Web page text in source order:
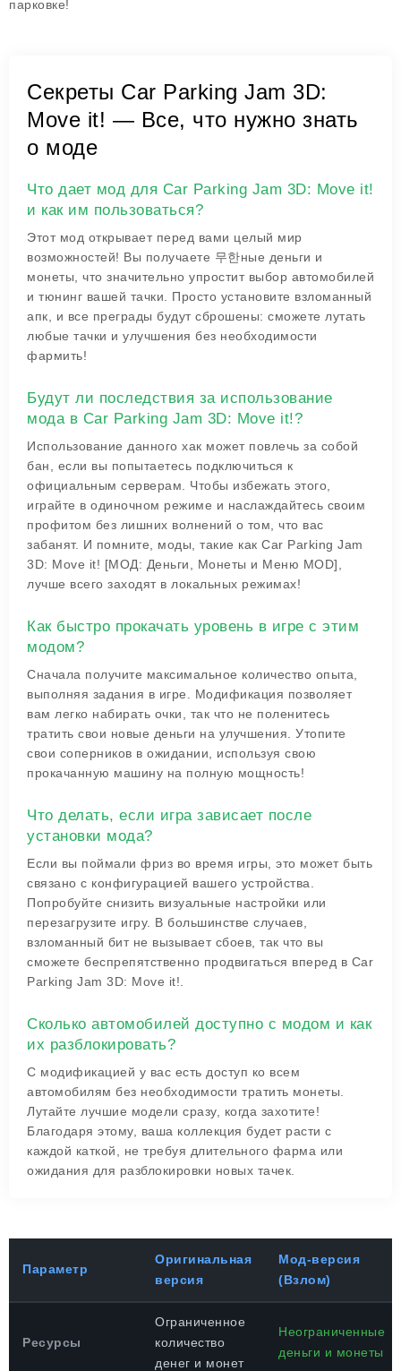
парковке!
Секреты Car Parking Jam 3D:
Move it! — Все, что нужно знать
о моде
Что дает мод для Car Parking Jam 3D: Move it!
и как им пользоваться?
Этот мод открывает перед вами целый мир
возможностей! Вы получаете 무한ные деньги и
монеты, что значительно упростит выбор автомобилей
и тюнинг вашей тачки. Просто установите взломанный
апк, и все преграды будут сброшены: сможете лутать
любые тачки и улучшения без необходимости
фармить!
Будут ли последствия за использование
мода в Car Parking Jam 3D: Move it!?
Использование данного хак может повлечь за собой
бан, если вы попытаетесь подключиться к
официальным серверам. Чтобы избежать этого,
играйте в одиночном режиме и наслаждайтесь своим
профитом без лишних волнений о том, что вас
забанят. И помните, моды, такие как Car Parking Jam
3D: Move it! [МОД: Деньги, Монеты и Меню MOD],
лучше всего заходят в локальных режимах!
Как быстро прокачать уровень в игре с этим
модом?
Сначала получите максимальное количество опыта,
выполняя задания в игре. Модификация позволяет
вам легко набирать очки, так что не поленитесь
тратить свои новые деньги на улучшения. Утопите
свои соперников в ожидании, используя свою
прокачанную машину на полную мощность!
Что делать, если игра зависает после
установки мода?
Если вы поймали фриз во время игры, это может быть
связано с конфигурацией вашего устройства.
Попробуйте снизить визуальные настройки или
перезагрузите игру. В большинстве случаев,
взломанный бит не вызывает сбоев, так что вы
сможете беспрепятственно продвигаться вперед в Car
Parking Jam 3D: Move it!.
Сколько автомобилей доступно с модом и как
их разблокировать?
С модификацией у вас есть доступ ко всем
автомобилям без необходимости тратить монеты.
Лутайте лучшие модели сразу, когда захотите!
Благодаря этому, ваша коллекция будет расти с
каждой каткой, не требуя длительного фарма или
ожидания для разблокировки новых тачек.
Параметр
Оригинальная
версия
Мод-версия
(Взлом)
Ресурсы
Ограниченное
количество
денег и монет
Неограниченные
деньги и монеты